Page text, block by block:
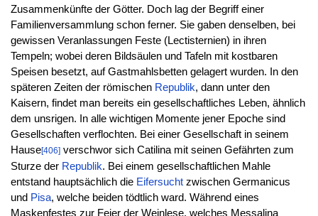
Zusammenkünfte der Götter. Doch lag der Begriff einer
Familienversammlung schon ferner. Sie gaben denselben, bei
gewissen Veranlassungen Feste (Lectisternien) in ihren
Tempeln; wobei deren Bildsäulen und Tafeln mit kostbaren
Speisen besetzt, auf Gastmahlsbetten gelagert wurden. In den
späteren Zeiten der römischen Republik, dann unter den
Kaisern, findet man bereits ein gesellschaftliches Leben, ähnlich
dem unsrigen. In alle wichtigen Momente jener Epoche sind
Gesellschaften verflochten. Bei einer Gesellschaft in seinem
Hause[406]verschwor sich Catilina mit seinen Gefährten zum
Sturze der Republik. Bei einem gesellschaftlichen Mahle
entstand hauptsächlich die Eifersuchtzwischen Germanicus
und Pisa, welche beiden tödtlich ward. Während eines
Maskenfestes zur Feier der Weinlese, welches Messalina